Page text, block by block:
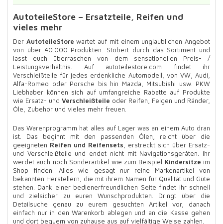
AutoteileStore – Ersatzteile, Reifen und
vieles mehr
Der AutoteileStore wartet auf mit einem unglaublichen Angebot
von über 40.000 Produkten. Stöbert durch das Sortiment und
lasst euch überraschen von dem sensationellen Preis- /
Leistungsverhältnis. Auf autoteilestore.com findet ihr
Verschleißteile für jedes erdenkliche Automodell, von VW, Audi,
Alfa-Romeo oder Porsche bis hin Mazda, Mitsubishi usw. PKW
Liebhaber können sich auf umfangreiche Rabatte auf Produkte
wie Ersatz- und Verschleißteile oder Reifen, Felgen und Ränder,
Öle, Zubehör und vieles mehr freuen.
Das Warenprogramm hat alles auf Lager was an einem Auto dran
ist. Das beginnt mit den passenden Ölen, reicht über die
geeigneten Reifen und Reifensets , erstreckt sich über Ersatz-
und Verschleißteile und endet nicht mit Navigationsgeräten. Ihr
werdet auch noch Sonderartikel wie zum Beispiel Kindersitze im
Shop finden. Alles wie gesagt nur reine Markenartikel von
bekannten Herstellern, die mit ihrem Namen für Qualität und Güte
stehen. Dank einer bedienerfreundlichen Seite findet ihr schnell
und zielsicher zu euren Wunschprodukten. Dringt über die
Detailsuche genau zu eurem gesuchten Artikel vor, danach
einfach nur in den Warenkorb ablegen und an die Kasse gehen
und dort bequem von zuhause aus auf vielfältige Weise zahlen.